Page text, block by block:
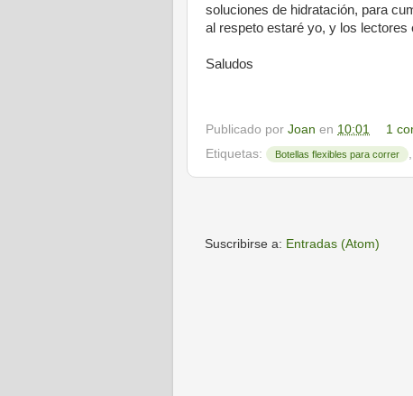
soluciones de hidratación, para
al respeto estaré yo, y los
Saludos
Publicado por Joan en 10:01
1
Etiquetas:
Botellas flexibles para correr ,
Suscribirse a: Entradas (Atom)